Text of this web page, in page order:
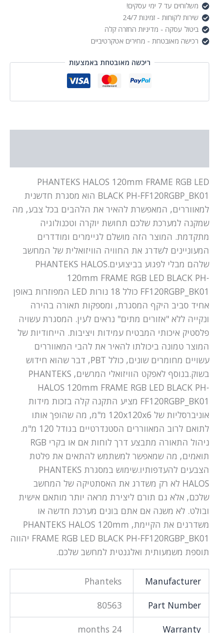
משלוחים עד 7 ימי עסקים!
שירות לקוחות - זמינות 24/7
ביטול עסקה - מדיניות החזרה קלה
רכישה מאובטחת - מחירים אטקרטיביים
ריכשה מאובטחת באמצעות
PHANTEKS HALOS 120mm FRAME RGB LED
BLACK PH-FF120RGBP_BK01 הוא מסגרת חדשנית
למאווררים, המאפשרת להאיר את הלהבים בכל צבע, מה
שמקנה למערכת שלכם תחושת יוקרה וטכנולוגיה
מתקדמת. המוצר הזה מושלם לגיימרים ומודדרים
המעוניינים לשדרג את החוויה הוויזואלית של המחשב
שלהם מבלי לפגוע בביצועים.PHANTEKS HALOS
120mm FRAME RGB LED BLACK PH-
FF120RGBP_BK01 כולל 18 נורות LED המפוזרות באופן
אחיד סביב היקף המסגרת, ומספקות תאורה בהירה
ונקייה ללא "אזורים מתים" נראים לעין. המסגרת עשויה
פלסטיק איכותי המבטיח עמידות ויציבות. הייחודיות של
המוצר טמונה ביכולתו להאיר את להבי המאווררים
עשויים מחומרים שונים, כולל PBT, דבר שהוא חידוש
בשוק.בנוסף לאפקט הוויזואלי המרשים, PHANTEKS
HALOS 120mm FRAME RGB LED BLACK PH-
FF120RGBP_BK01 מציע התקנה קלה בזכות מידות
אוניברסליות של 120x120x6 מ"מ, מה שהופך אותו
לתואם לרוב המאווררים הסטנדרטיים בגודל 120 מ"מ.
ניהול התאורה מתבצע דרך לוחות אם או בקרי RGB
תואמים, מה שמאפשר למשתמש להתאים את פלטת
הצבעים להעדפותיו.שימוש במסגרת PHANTEKS
HALOS לא רק משדרג את האסתטיקה של המחשב
שלכם, אלא גם תורם ליצירת מראה יותר מותאם אישית
ובולט. לא משנה אם אתם בונים מערכת חדשה או
משדרגים את הקיימת, PHANTEKS HALOS 120mm
FRAME RGB LED BLACK PH-FF120RGBP_BK01 יהווה
תוספת משמעותית ואלגנטית למחשב שלכם.
Manufacturer
Phanteks
Part Number
80563
Warranty
24 months